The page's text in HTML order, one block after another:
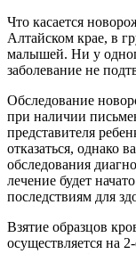
Что касается
Алтайском крае, в
малышей. Ни у
заболевание не
Обследование
при наличии
представителя
отказаться, однако
обследования
лечение будет
последствиям для
Взятие образцов
осуществляется на